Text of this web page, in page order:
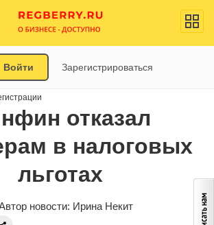
Войти Зарегистрироваться
отказал
в налоговых
льготах
новости: Ирина Некит